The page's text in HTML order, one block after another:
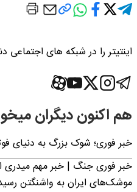
اینتیتر را در شبکه های اجتماعی
هم اکنون دیگران
خبر فوری؛‌ شوک بزرگ به دنیای
خبر فوری جنگ | خبر مهم میدری
موشک‌های ایران به واشنگتن